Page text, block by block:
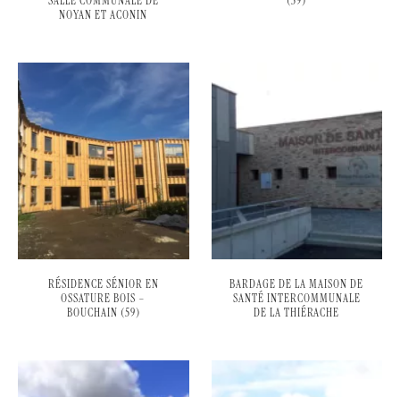
NOYAN ET ACONIN
RÉSIDENCE SÉNIOR EN
OSSATURE BOIS –
BOUCHAIN (59)
BARDAGE DE LA MAISON DE
SANTÉ INTERCOMMUNALE
DE LA THIÉRACHE